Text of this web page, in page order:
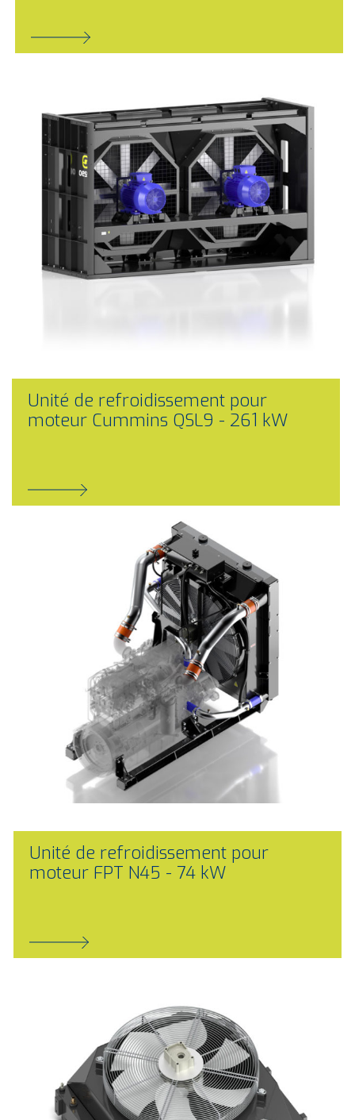
Unité de refroidissement pour
moteur Cummins QSL9 - 261 kW
Unité de refroidissement pour
moteur FPT N45 - 74 kW